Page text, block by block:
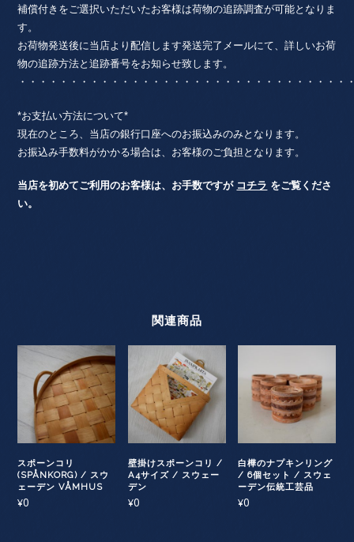
補償付きをご選択いただいたお客様は荷物の追跡調査が可能となりま
す。
お荷物発送後に当店より配信します発送完了メールにて、詳しいお荷
物の追跡方法と追跡番号をお知らせ致します。
・・・・・・・・・・・・・・・・・・・・・・・・・・・・・・・
*お支払い方法について*
現在のところ、当店の銀行口座へのお振込みのみとなります。
お振込み手数料がかかる場合は、お客様のご負担となります。
当店を初めてご利用のお客様は、お手数ですが コチラ をご覧くださ
い。
関連商品
スポーンコリ
(SPÅNKORG) / スウ
ェーデン VÅMHUS
¥0
壁掛けスポーンコリ /
A4サイズ / スウェー
デン
¥0
白樺のナプキンリング
/ 6個セット / スウェ
ーデン伝統工芸品
¥0